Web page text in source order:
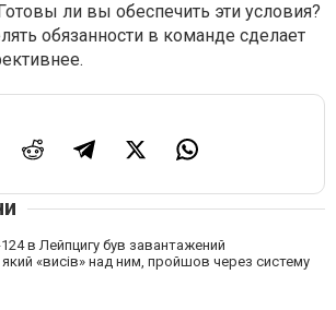
ли вы обеспечить эти условия?
обязанности в команде сделает
в Лейпцигу був завантажений
«висів» над ним, пройшов через систему